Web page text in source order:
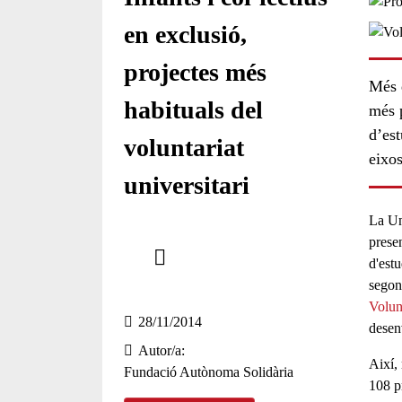
en exclusió,
projectes més
habituals del
voluntariat
universitari
28/11/2014
Autor/a
Fundació Autònoma Solidària
Més
més
La
Així,
108